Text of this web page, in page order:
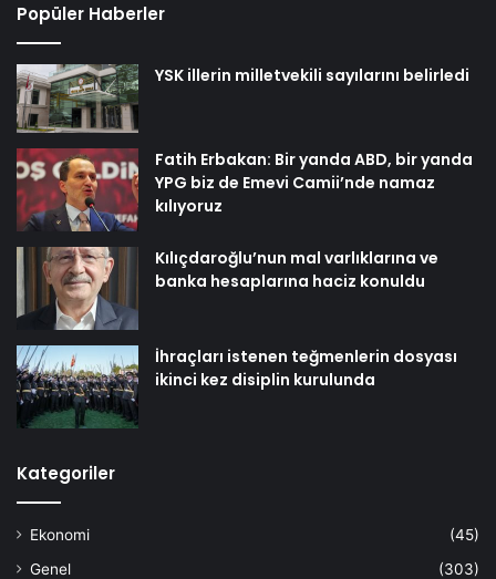
Popüler Haberler
YSK illerin milletvekili sayılarını belirledi
Fatih Erbakan: Bir yanda ABD, bir yanda
YPG biz de Emevi Camii’nde namaz
kılıyoruz
Kılıçdaroğlu’nun mal varlıklarına ve
banka hesaplarına haciz konuldu
İhraçları istenen teğmenlerin dosyası
ikinci kez disiplin kurulunda
Kategoriler
Ekonomi
(45)
Genel
(303)